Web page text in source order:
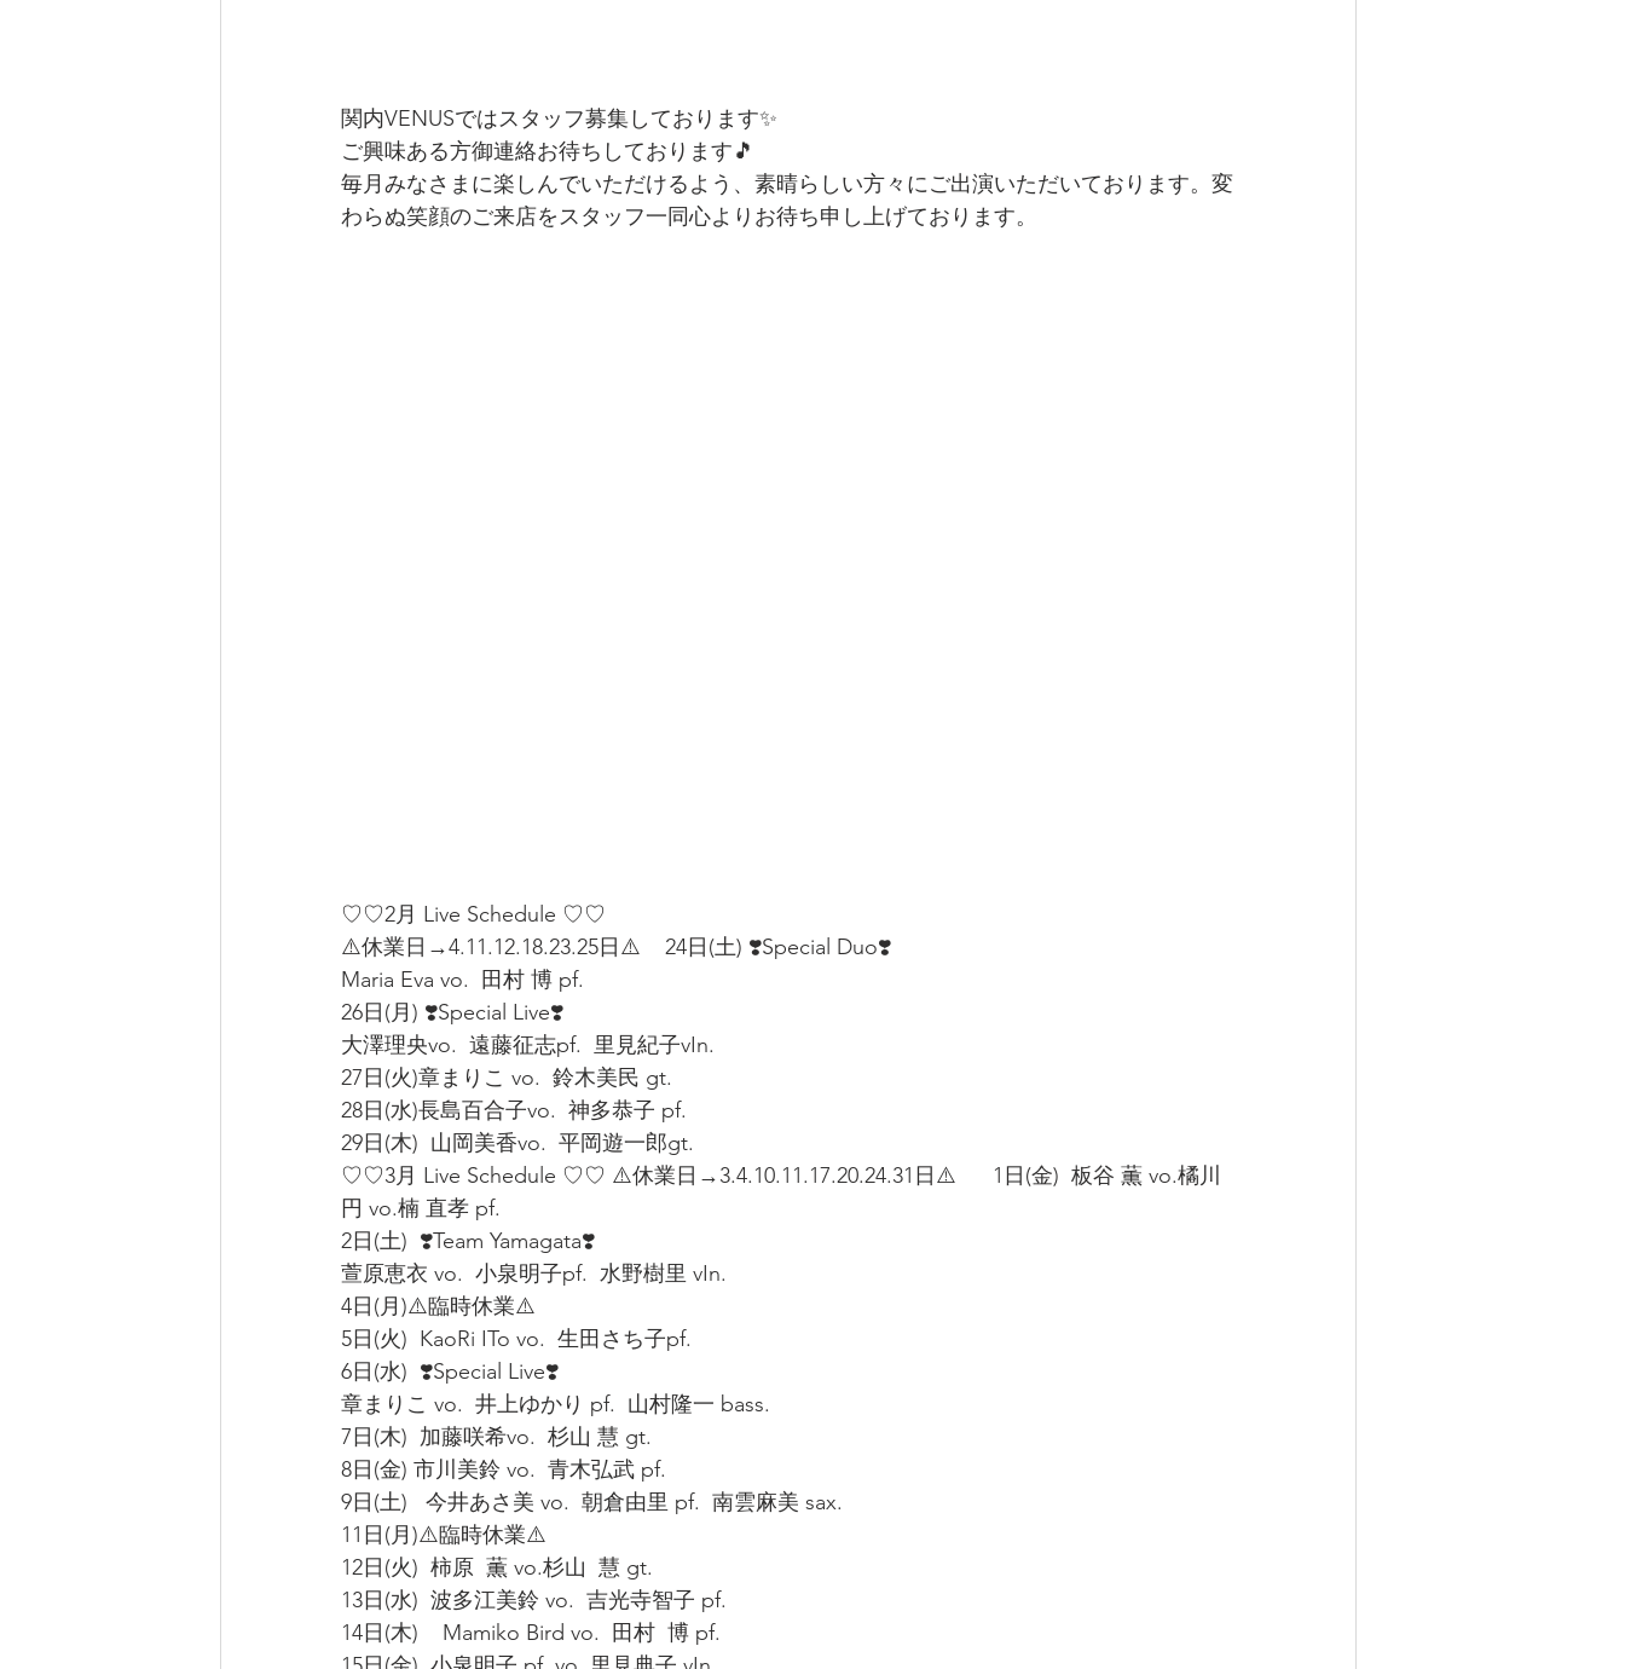
関内VENUSではスタッフ募集しております✨
ご興味ある方御連絡お待ちしております🎵
毎月みなさまに楽しんでいただけるよう、素晴らしい方々にご出演いただいております。変
わらぬ笑顔のご来店をスタッフ一同心よりお待ち申し上げております。
♡♡2月 Live Schedule ♡♡
⚠️休業日→4.11.12.18.23.25日⚠️    24日(土) ❣️Special Duo❣️
Maria Eva vo.  田村 博 pf.
26日(月) ❣️Special Live❣️
大澤理央vo.  遠藤征志pf.  里見紀子vIn.
27日(火)章まりこ vo.  鈴木美民 gt.
28日(水)長島百合子vo.  神多恭子 pf.
29日(木)  山岡美香vo.  平岡遊一郎gt.
♡♡3月 Live Schedule ♡♡ ⚠️休業日→3.4.10.11.17.20.24.31日⚠️      1日(金)  板谷 薫 vo.橘川
円 vo.楠 直孝 pf.
2日(土)  ❣️Team Yamagata❣️
萱原恵衣 vo.  小泉明子pf.  水野樹里 vIn.
4日(月)⚠️臨時休業⚠️
5日(火)  KaoRi ITo vo.  生田さち子pf.
6日(水)  ❣️Special Live❣️
章まりこ vo.  井上ゆかり pf.  山村隆一 bass.
7日(木)  加藤咲希vo.  杉山 慧 gt.
8日(金) 市川美鈴 vo.  青木弘武 pf.
9日(土)   今井あさ美 vo.  朝倉由里 pf.  南雲麻美 sax.
11日(月)⚠️臨時休業⚠️
12日(火)  柿原  薫 vo.杉山  慧 gt.
13日(水)  波多江美鈴 vo.  吉光寺智子 pf.
14日(木)    Mamiko Bird vo.  田村  博 pf.